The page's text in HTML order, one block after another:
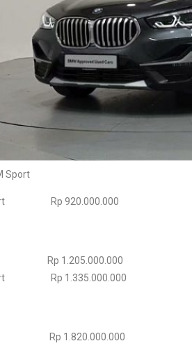
Sport
Rp 920.000.000
1.205.000.000
Rp 1.335.000.000
Rp 1.820.000.000